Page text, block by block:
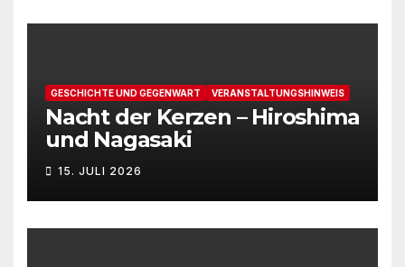
GESCHICHTE UND GEGENWART VERANSTALTUNGSHINWEIS
Nacht der Kerzen – Hiroshima
und Nagasaki
15. JULI 2026